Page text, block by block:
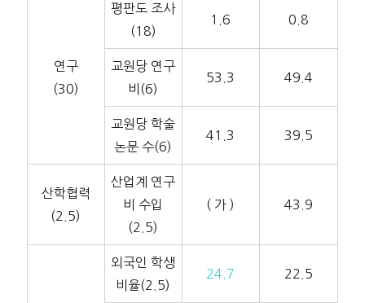
연구
(30)
평판도 조사
(18)
1.6 0.8
교원당 연구
비(6)
53.3 49.4
교원당 학술
논문 수(6)
41.3 39.5
산학협력
(2.5)
산업계 연구
비 수입
(2.5)
( 가 ) 43.9
외국인 학생
비율(2.5)
24.7 22.5